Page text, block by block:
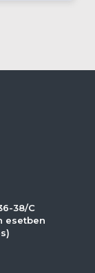
38/C
esetben